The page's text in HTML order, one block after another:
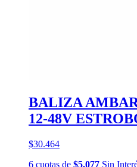
BALIZA
12-48V
$30.464
6 cuotas de $5.077 Sin